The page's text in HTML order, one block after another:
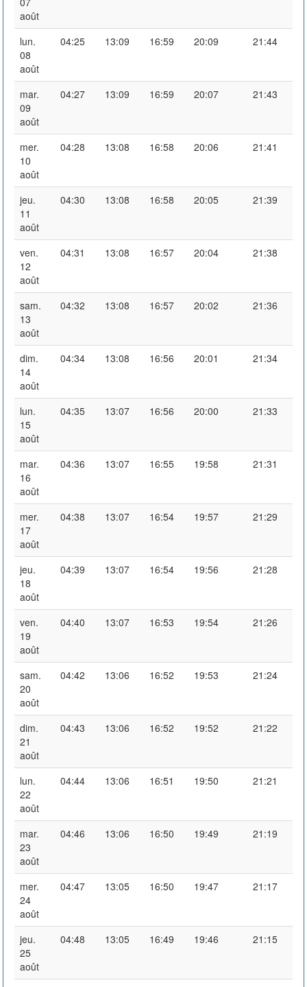
août
lun.
08
août
04:25 13:09 16:59 20:09 21:44
mar.
09
août
04:27 13:09 16:59 20:07 21:43
mer.
10
août
04:28 13:08 16:58 20:06 21:41
jeu.
11
août
04:30 13:08 16:58 20:05 21:39
ven.
12
août
04:31 13:08 16:57 20:04 21:38
sam.
13
août
04:32 13:08 16:57 20:02 21:36
dim.
14
août
04:34 13:08 16:56 20:01 21:34
lun.
15
août
04:35 13:07 16:56 20:00 21:33
mar.
16
août
04:36 13:07 16:55 19:58 21:31
mer.
17
août
04:38 13:07 16:54 19:57 21:29
jeu.
18
août
04:39 13:07 16:54 19:56 21:28
ven.
19
août
04:40 13:07 16:53 19:54 21:26
sam.
20
août
04:42 13:06 16:52 19:53 21:24
dim.
21
août
04:43 13:06 16:52 19:52 21:22
lun.
22
août
04:44 13:06 16:51 19:50 21:21
mar.
23
août
04:46 13:06 16:50 19:49 21:19
mer.
24
août
04:47 13:05 16:50 19:47 21:17
jeu.
25
août
04:48 13:05 16:49 19:46 21:15